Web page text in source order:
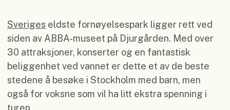
Sveriges eldste fornøyelsespark ligger rett ved
siden av ABBA-museet på Djurgården. Med over
30 attraksjoner, konserter og en fantastisk
beliggenhet ved vannet er dette et av de beste
stedene å besøke i Stockholm med barn, men
også for voksne som vil ha litt ekstra spenning i